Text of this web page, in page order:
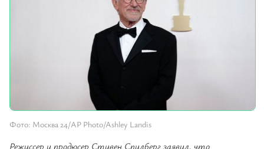
Фото: Москва 24/AP Photo/Ashley Landis
Режиссер и продюсер Стивен Спилберг заявил, что